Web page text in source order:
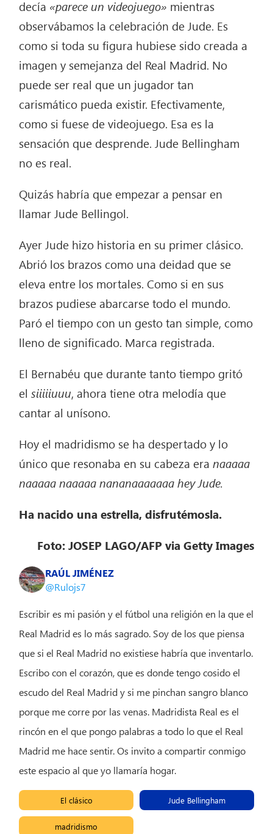
decía «parece un videojuego» mientras
observábamos la celebración de Jude. Es
como si toda su figura hubiese sido creada a
imagen y semejanza del Real Madrid. No
puede ser real que un jugador tan
carismático pueda existir. Efectivamente,
como si fuese de videojuego. Esa es la
sensación que desprende. Jude Bellingham
no es real.
Quizás habría que empezar a pensar en
llamar Jude Bellingol.
Ayer Jude hizo historia en su primer clásico.
Abrió los brazos como una deidad que se
eleva entre los mortales. Como si en sus
brazos pudiese abarcarse todo el mundo.
Paró el tiempo con un gesto tan simple, como
lleno de significado. Marca registrada.
El Bernabéu que durante tanto tiempo gritó
elsiiiiiuuu, ahora tiene otra melodía que
cantar al unísono.
Hoy el madridismo se ha despertado y lo
único que resonaba en su cabeza eranaaaaa
naaaaa naaaaa nananaaaaaaa hey Jude.
Ha nacido una estrella, disfrutémosla.
Foto: JOSEP LAGO/AFP via Getty Images
RAÚL JIMÉNEZ
@Rulojs7
Escribir es mi pasión y el fútbol una religión en la que el
Real Madrid es lo más sagrado. Soy de los que piensa
que si el Real Madrid no existiese habría que inventarlo.
Escribo con el corazón, que es donde tengo cosido el
escudo del Real Madrid y si me pinchan sangro blanco
porque me corre por las venas. Madridista Real es el
rincón en el que pongo palabras a todo lo que el Real
Madrid me hace sentir. Os invito a compartir conmigo
este espacio al que yo llamaría hogar.
El clásico Jude Bellingham
madridismo